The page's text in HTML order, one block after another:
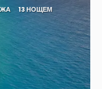
13 НОЩЕМ